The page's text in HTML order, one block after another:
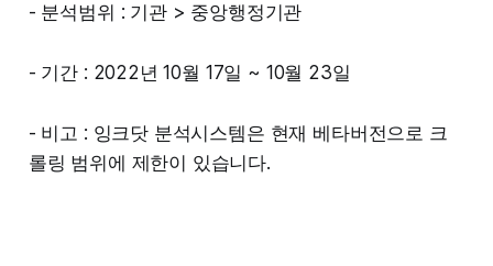
- 분석범위 : 기관 > 중앙행정기관
- 기간 : 2022년 10월 17일 ~ 10월 23일
- 비고 : 잉크닷 분석시스템은 현재 베타버전으로 크
롤링 범위에 제한이 있습니다.